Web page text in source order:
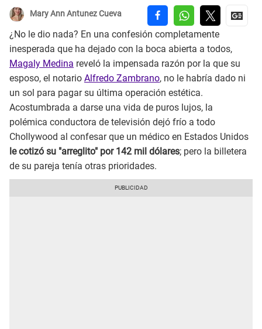
Mary Ann Antunez Cueva
¿No le dio nada? En una confesión completamente
inesperada que ha dejado con la boca abierta a todos,
Magaly Medina reveló la impensada razón por la que su
esposo, el notario Alfredo Zambrano, no le habría dado ni
un sol para pagar su última operación estética.
Acostumbrada a darse una vida de puros lujos, la
polémica conductora de televisión dejó frío a todo
Chollywood al confesar que un médico en Estados Unidos
le cotizó su "arreglito" por 142 mil dólares; pero la billetera
de su pareja tenía otras prioridades.